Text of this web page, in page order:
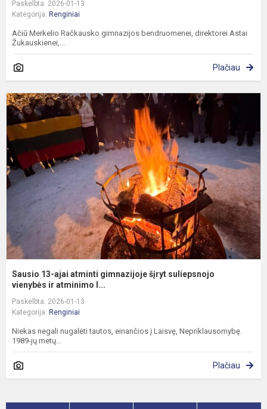
Paskelbta: 2026-01-13
Kategorija: Renginiai
Ačiū Merkelio Račkausko gimnazijos bendruomenei, direktorei Astai
Žukauskienei,...
Plačiau
Sausio 13-ajai atminti gimnazijoje šįryt suliepsnojo
vienybės ir atminimo l...
Paskelbta: 2026-01-13
Kategorija: Renginiai
Niekas negali nugalėti tautos, einančios į Laisvę, Nepriklausomybę.
1989-jų metų...
Plačiau